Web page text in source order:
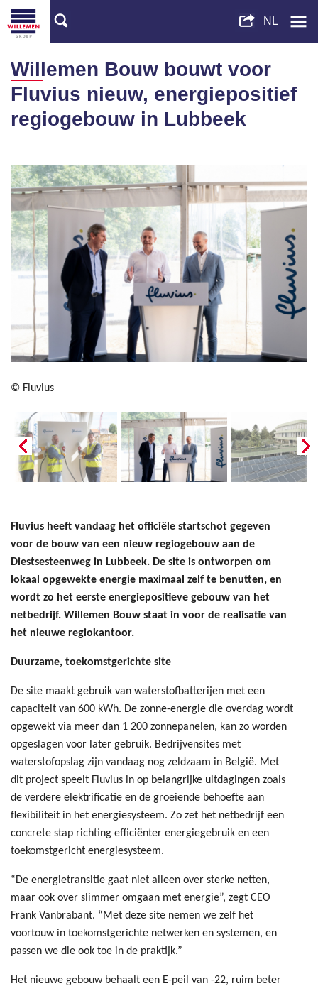
Willemen Bouw bouwt voor
Fluvius nieuw, energiepositief
regiogebouw in Lubbeek
© Fluvius
Fluvius heeft vandaag het officiële startschot gegeven
voor de bouw van een nieuw regiogebouw aan de
Diestsesteenweg in Lubbeek. De site is ontworpen om
lokaal opgewekte energie maximaal zelf te benutten, en
wordt zo het eerste energiepositieve gebouw van het
netbedrijf. Willemen Bouw staat in voor de realisatie van
het nieuwe regiokantoor.
Duurzame, toekomstgerichte site
De site maakt gebruik van waterstofbatterijen met een
capaciteit van 600 kWh. De zonne-energie die overdag wordt
opgewekt via meer dan 1 200 zonnepanelen, kan zo worden
opgeslagen voor later gebruik. Bedrijvensites met
waterstofopslag zijn vandaag nog zeldzaam in België. Met
dit project speelt Fluvius in op belangrijke uitdagingen zoals
de verdere elektrificatie en de groeiende behoefte aan
flexibiliteit in het energiesysteem. Zo zet het netbedrijf een
concrete stap richting efficiënter energiegebruik en een
toekomstgericht energiesysteem.
“De energietransitie gaat niet alleen over sterke netten,
maar ook over slimmer omgaan met energie”, zegt CEO
Frank Vanbrabant. “Met deze site nemen we zelf het
voortouw in toekomstgerichte netwerken en systemen, en
passen we die ook toe in de praktijk.”
Het nieuwe gebouw behaalt een E-peil van -22, ruim beter